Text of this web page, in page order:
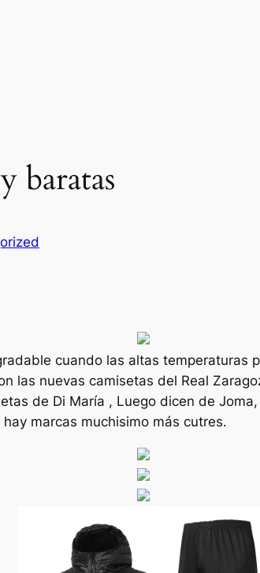
baratas
cuando las altas temperaturas
las nuevas camisetas del Real
de Di María , Luego dicen de
marcas muchisimo más cutres.